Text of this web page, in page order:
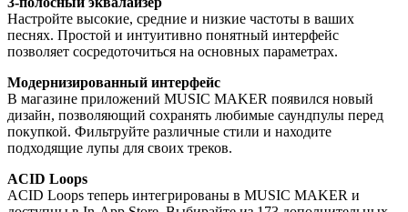
Настройте высокие, средние и низкие частоты в ваших
песнях. Простой и интуитивно понятный интерфейс
позволяет сосредоточиться на основных параметрах.
Модернизированный интерфейс
В магазине приложений MUSIC MAKER появился новый
дизайн, позволяющий сохранять любимые саундпулы перед
покупкой. Фильтруйте различные стили и находите
подходящие лупы для своих треков.
ACID Loops
ACID Loops теперь интегрированы в MUSIC MAKER и